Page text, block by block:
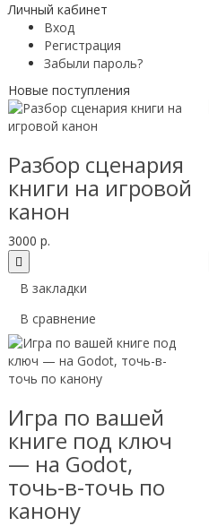
Личный кабинет
Вход
Регистрация
Забыли пароль?
Новые поступления
Разбор сценария
книги на игровой
канон
3000 р.
В закладки
В сравнение
Игра по вашей
книге под ключ
— на Godot,
точь-в-точь по
канону